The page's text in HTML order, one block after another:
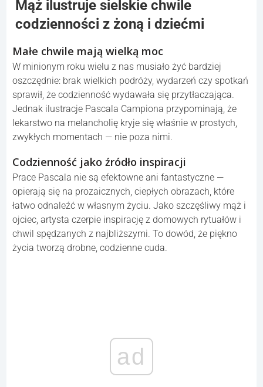
Mąż ilustruje sielskie chwile
codzienności z żoną i dziećmi
Małe chwile mają wielką moc
W minionym roku wielu z nas musiało żyć bardziej
oszczędnie: brak wielkich podróży, wydarzeń czy spotkań
sprawił, że codzienność wydawała się przytłaczająca.
Jednak ilustracje Pascala Campiona przypominają, że
lekarstwo na melancholię kryje się właśnie w prostych,
zwykłych momentach — nie poza nimi.
Codzienność jako źródło inspiracji
Prace Pascala nie są efektowne ani fantastyczne —
opierają się na prozaicznych, ciepłych obrazach, które
łatwo odnaleźć w własnym życiu. Jako szczęśliwy mąż i
ojciec, artysta czerpie inspirację z domowych rytuałów i
chwil spędzanych z najbliższymi. To dowód, że piękno
życia tworzą drobne, codzienne cuda.
ad